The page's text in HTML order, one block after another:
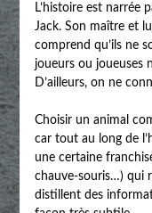
L’histoire est narrée
Jack. Son maître et
comprend qu’ils ne
joueurs ou joueuses
D’ailleurs, on ne
Choisir un animal
car tout au long de
une certaine
chauve-souris…) qui
distillent des